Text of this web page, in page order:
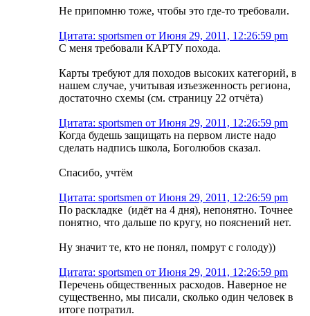
Не припомню тоже, чтобы это где-то требовали.
Цитата: sportsmen от Июня 29, 2011, 12:26:59 pm
С меня требовали КАРТУ похода.
Карты требуют для походов высоких категорий, в
нашем случае, учитывая изъезженность региона,
достаточно схемы (см. страницу 22 отчёта)
Цитата: sportsmen от Июня 29, 2011, 12:26:59 pm
Когда будешь защищать на первом листе надо
сделать надпись школа, Боголюбов сказал.
Спасибо, учтём
Цитата: sportsmen от Июня 29, 2011, 12:26:59 pm
По раскладке (идёт на 4 дня), непонятно. Точнее
понятно, что дальше по кругу, но пояснений нет.
Ну значит те, кто не понял, помрут с голоду))
Цитата: sportsmen от Июня 29, 2011, 12:26:59 pm
Перечень общественных расходов. Наверное не
существенно, мы писали, сколько один человек в
итоге потратил.